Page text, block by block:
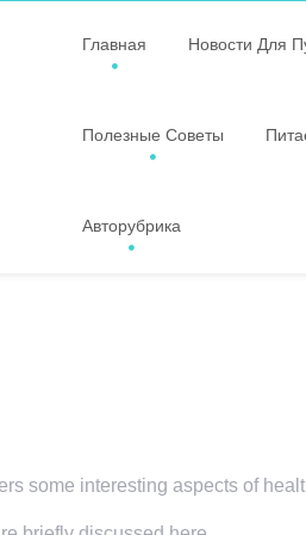
Главная Новости Для
Полезные Советы
Авторубрика
some interesting aspects of